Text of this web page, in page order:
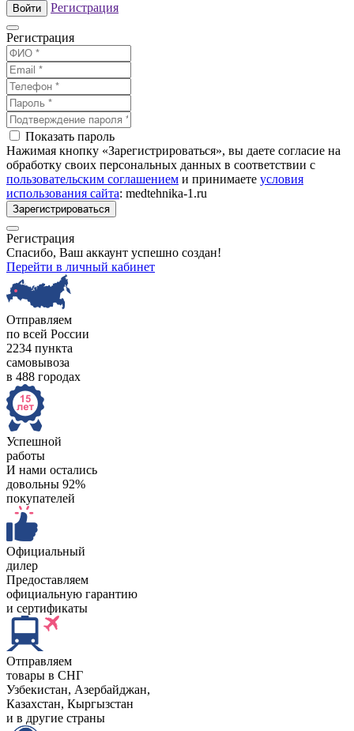
Войти Регистрация
Регистрация
Показать пароль
Нажимая кнопку «Зарегистрироваться», вы даете согласие на
обработку своих персональных данных в соответствии с
пользовательским соглашением и принимаете условия
использования сайта: medtehnika-1.ru
Зарегистрироваться
Регистрация
Спасибо, Ваш аккаунт успешно создан!
Перейти в личный кабинет
Отправляем
по всей России
2234 пункта
самовывоза
в 488 городах
Успешной
работы
И нами остались
довольны 92%
покупателей
Официальный
дилер
Предоставляем
официальную гарантию
и сертификаты
Отправляем
товары в СНГ
Узбекистан, Aзербайджан,
Казахстан, Кыргызстан
и в другие страны